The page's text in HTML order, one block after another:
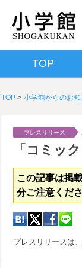
TOP
TOP 小学館からのお
プレスリリース
「コミッ
この記事は掲
分ご注意くださ
プレスリリースは、